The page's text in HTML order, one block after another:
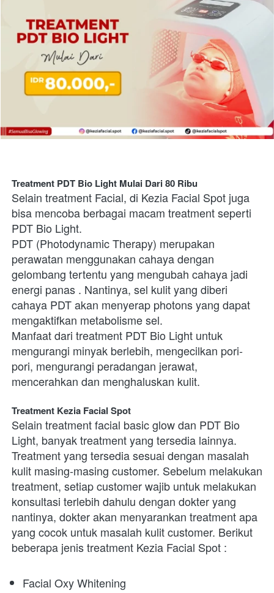
Treatment PDT Bio Light Mulai Dari 80 Ribu
Selain treatment Facial, di Kezia Facial Spot juga
bisa mencoba berbagai macam treatment seperti
PDT Bio Light.
PDT (Photodynamic Therapy) merupakan
perawatan menggunakan cahaya dengan
gelombang tertentu yang mengubah cahaya jadi
energi panas . Nantinya, sel kulit yang diberi
cahaya PDT akan menyerap photons yang dapat
mengaktifkan metabolisme sel.
Manfaat dari treatment PDT Bio Light untuk
mengurangi minyak berlebih, mengecilkan pori-
pori, mengurangi peradangan jerawat,
mencerahkan dan menghaluskan kulit.
Treatment Kezia Facial Spot
Selain treatment facial basic glow dan PDT Bio
Light, banyak treatment yang tersedia lainnya.
Treatment yang tersedia sesuai dengan masalah
kulit masing-masing customer. Sebelum melakukan
treatment, setiap customer wajib untuk melakukan
konsultasi terlebih dahulu dengan dokter yang
nantinya, dokter akan menyarankan treatment apa
yang cocok untuk masalah kulit customer. Berikut
beberapa jenis treatment Kezia Facial Spot :
Facial Oxy Whitening